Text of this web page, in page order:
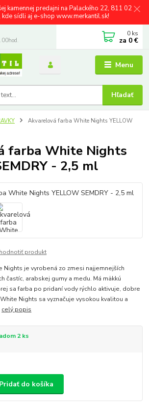
kamennej predajni na Palackého 22, 811 02
sídli aj e-shop www.merkantil.sk!
Menu
Hľadať
0 ks
za 0 €
Akvarelová farba White Nights YELLOW
farba White Nights
- 2,5 ml
produkt
Nights je vyrobená zo zmesi najjemnejších
častíc, arabskej gumy a medu. Má mäkkú
sa farba po pridaní vody rýchlo aktivuje, dobre
Nights sa vyznačuje vysokou kvalitou a
celý popis
2 ks
Pridať do košíka